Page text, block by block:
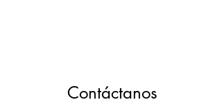
Contáctanos